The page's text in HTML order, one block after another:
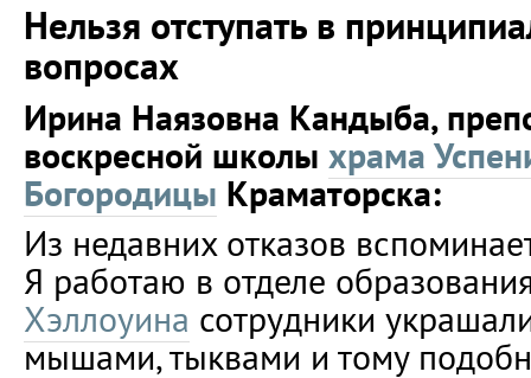
Нельзя отступать в
вопросах
Ирина Наязовна Кандыба,
воскресной школы храма
Богородицы Краматорска:
Из недавних отказов
Я работаю в отделе
Хэллоуина сотрудники
мышами, тыквами и тому